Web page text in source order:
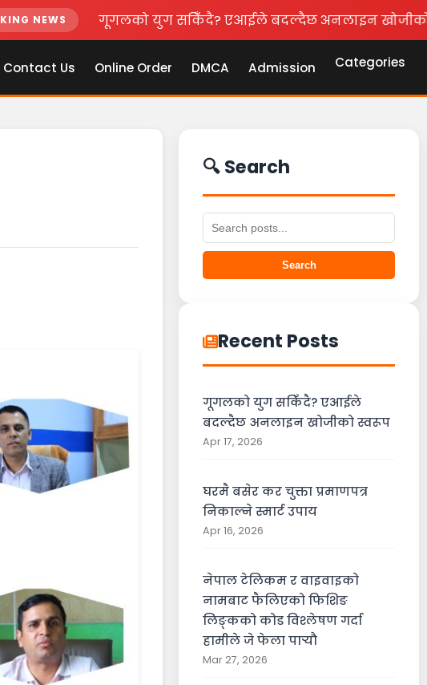
गूगलको युग सकिँदै? एआईले बदल्दैछ अनलाइन खोजीको स्वरूप•
Contact Us Online Order DMCA Admission Categories
🔍 Search
Search
Recent Posts
गूगलको युग सकिँदै? एआईले
बदल्दैछ अनलाइन खोजीको स्वरूप
Apr 17, 2026
घरमै बसेर कर चुक्ता प्रमाणपत्र
निकाल्ने स्मार्ट उपाय
Apr 16, 2026
नेपाल टेलिकम र वाइवाइको
नामबाट फैलिएको फिशिङ
लिङ्कको कोड विश्लेषण गर्दा
हामीले जे फेला पार्‍यौ
Mar 27, 2026